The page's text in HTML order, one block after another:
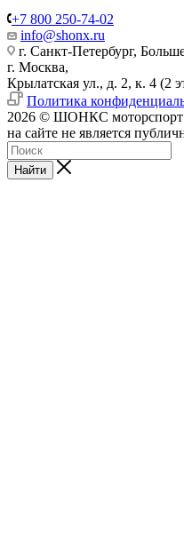
+7 800 250-74-02
info@shonx.ru
г. Санкт-Петербург,
г. Москва,
Крылатская ул., д. 2, к. 4 (2
Политика
2026 © ШОНКС моторспорт
на сайте не является
Найти